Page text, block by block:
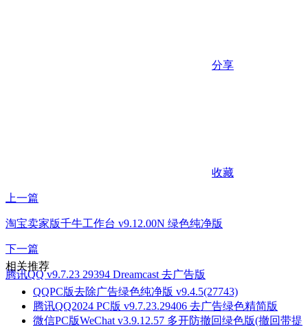
分享
收藏
上一篇
淘宝卖家版千牛工作台 v9.12.00N 绿色纯净版
下一篇
腾讯QQ v9.7.23 29394 Dreamcast 去广告版
相关推荐
QQPC版去除广告绿色纯净版 v9.4.5(27743)
腾讯QQ2024 PC版 v9.7.23.29406 去广告绿色精简版
微信PC版WeChat v3.9.12.57 多开防撤回绿色版(撤回带提